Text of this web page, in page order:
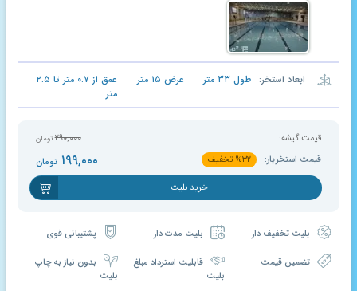
ابعاد استخر: طول ۳۳ متر عرض ۱۵ متر عمق از ۰.۷ متر تا ۲.۵
متر
قیمت گیشه: ۲۹۰,۰۰۰ تومان
قیمت استخریار: %۳۲ تخفیف ۱۹۹,۰۰۰ تومان
خرید بلیت
قابلیت استرداد مبلغ
بلیت
پشتیبانی قوی
بدون نیاز به چاپ
بلیت